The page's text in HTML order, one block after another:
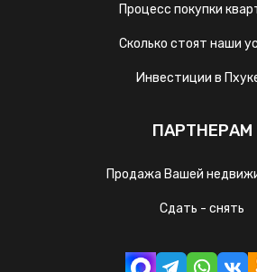
Процесс покупки
Сколько стоят наши
Инвестиции в
ПАРТНЕРАМ
Продажа Вашей
Сдать - снять